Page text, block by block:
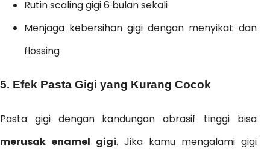
Rutin scaling gigi 6 bulan sekali
Menjaga kebersihan gigi dengan menyikat dan
flossing
5. Efek Pasta Gigi yang Kurang Cocok
Pasta gigi dengan kandungan abrasif tinggi bisa
merusak enamel gigi. Jika kamu mengalami gigi